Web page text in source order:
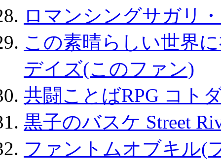
ロマンシングサガリ
この素晴らしい世界
デイズ(このファン)
共闘ことばRPG コト
黒子のバスケ Street
ファントムオブキル(